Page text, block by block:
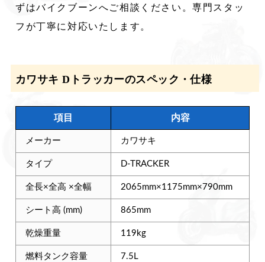
ずはバイクブーンへご相談ください。専門スタッ
フが丁寧に対応いたします。
カワサキ Dトラッカーのスペック・仕様
項目 内容
メーカー カワサキ
タイプ D-TRACKER
全長×全高 ×全幅 2065mm×1175mm×790mm
シート高 (mm) 865mm
乾燥重量 119kg
燃料タンク容量 7.5L